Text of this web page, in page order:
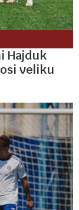
Hajduk
veliku